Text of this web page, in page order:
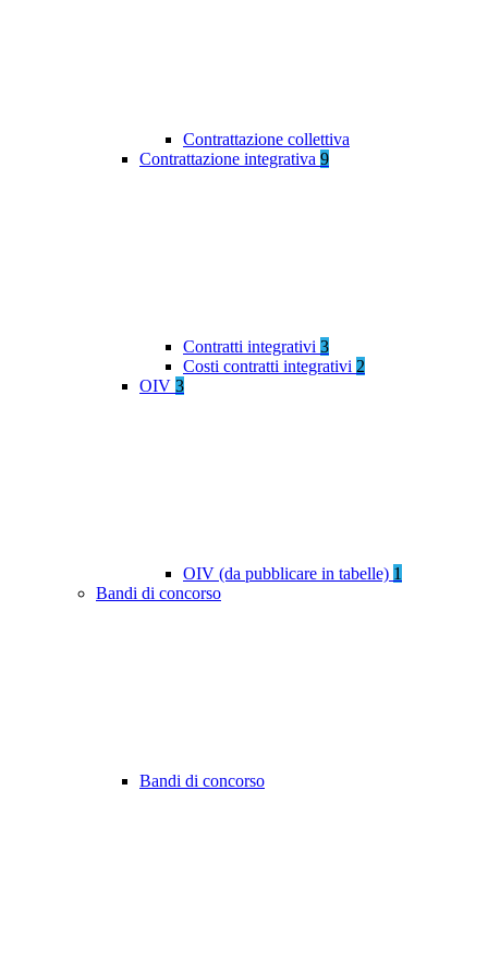
Contrattazione collettiva
Contrattazione integrativa 9
Contratti integrativi 3
Costi contratti integrativi 2
OIV 3
OIV (da pubblicare in tabelle) 1
Bandi di concorso
Bandi di concorso